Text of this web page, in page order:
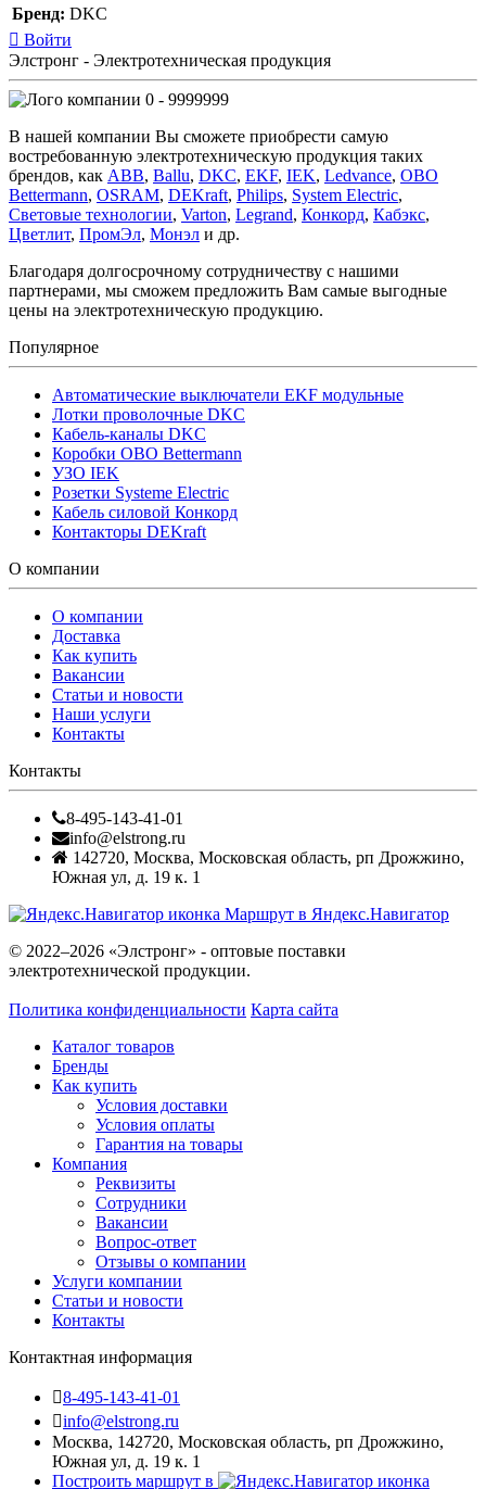
Бренд: DKC
Войти
Элстронг - Электротехническая продукция
0 - 9999999
В нашей компании Вы сможете приобрести самую
востребованную электротехническую продукция таких
брендов, как ABB, Ballu, DKC, EKF, IEK, Ledvance, OBO
Bettermann, OSRAM, DEKraft, Philips, System Electric,
Световые технологии, Varton, Legrand, Конкорд, Кабэкс,
Цветлит, ПромЭл, Монэл и др.
Благодаря долгосрочному сотрудничеству с нашими
партнерами, мы сможем предложить Вам самые выгодные
цены на электротехническую продукцию.
Популярное
Автоматические выключатели EKF модульные
Лотки проволочные DKC
Кабель-каналы DKC
Коробки OBO Bettermann
УЗО IEK
Розетки Systeme Electric
Кабель силовой Конкорд
Контакторы DEKraft
О компании
О компании
Доставка
Как купить
Вакансии
Статьи и новости
Наши услуги
Контакты
Контакты
8-495-143-41-01
info@elstrong.ru
142720, Москва, Московская область, рп Дрожжино,
Южная ул, д. 19 к. 1
Маршрут в Яндекс.Навигатор
© 2022–2026 «Элстронг» - оптовые поставки
электротехнической продукции.
Политика конфиденциальности Карта сайта
Каталог товаров
Бренды
Как купить
Условия доставки
Условия оплаты
Гарантия на товары
Компания
Реквизиты
Сотрудники
Вакансии
Вопрос-ответ
Отзывы о компании
Услуги компании
Статьи и новости
Контакты
Контактная информация
8-495-143-41-01
info@elstrong.ru
Москва, 142720, Московская область, рп Дрожжино,
Южная ул, д. 19 к. 1
Построить маршрут в